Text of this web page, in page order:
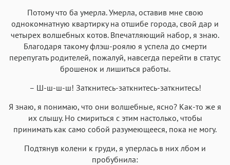
Потому что ба умерла. Умерла, оставив мне свою
однокомнатную квартирку на отшибе города, свой дар и
четырех волшебных котов. Впечатляющий набор, я знаю.
Благодаря такому флэш-роялю я успела до смерти
перепугать родителей, пожалуй, навсегда перейти в статус
брошенок и лишиться работы.
– Ш-ш-ш-ш! Заткнитесь-заткнитесь-заткнитесь!
Я знаю, я понимаю, что они волшебные, ясно? Как-то же я
их слышу. Но смириться с этим настолько, чтобы
принимать как само собой разумеющееся, пока не могу.
Подтянув колени к груди, я уперлась в них лбом и
пробубнила: